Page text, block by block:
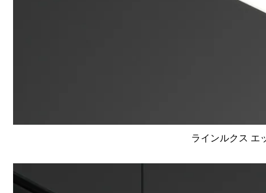
ラインルクス エ